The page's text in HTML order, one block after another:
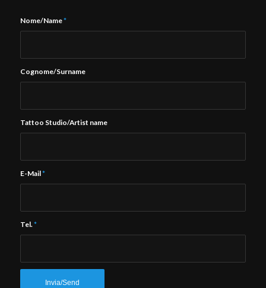
Nome/Name*
Cognome/Surname
Tattoo Studio/Artist name
E-Mail*
Tel.*